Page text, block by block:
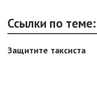
Ссылки по теме:
Защитите таксиста